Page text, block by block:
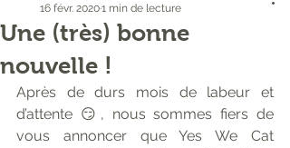
Une (très) bonne
nouvelle !
16 févr. 20201 min de lecture
Après de durs mois de labeur et
d’attente 😏, nous sommes fiers de
vous annoncer que Yes We Cat